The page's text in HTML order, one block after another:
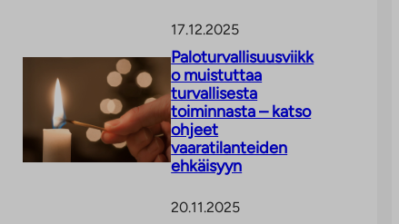
17.12.2025
Paloturvallisuusviikk
o muistuttaa
turvallisesta
toiminnasta – katso
ohjeet
vaaratilanteiden
ehkäisyyn
20.11.2025